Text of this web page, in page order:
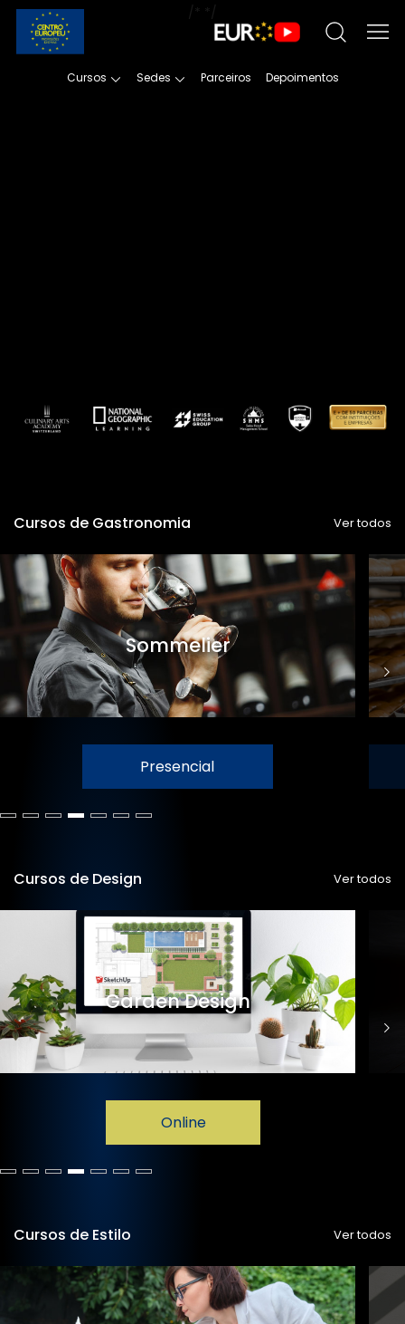
Cursos Sedes Parceiros Depoimentos
/* */
Cursos de Gastronomia Ver todos
Sommelier
Presencial
Cursos de Design Ver todos
Garden Design
Online
Cursos de Estilo Ver todos